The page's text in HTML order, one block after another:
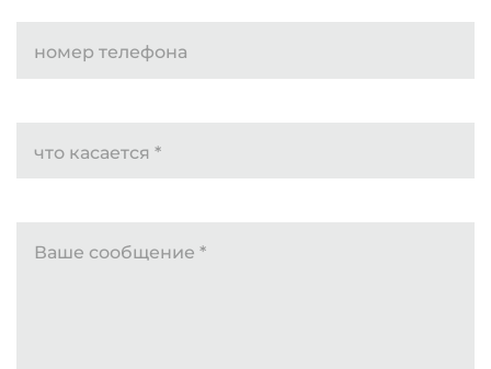
номер телефона
что касается *
Ваше сообщение *